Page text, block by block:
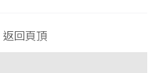
返回頁頂